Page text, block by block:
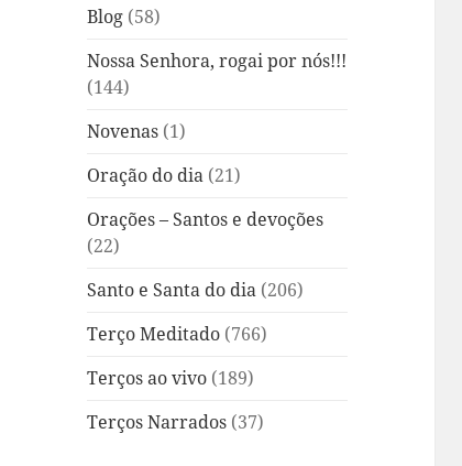
Blog (58)
Nossa Senhora, rogai por nós!!!
(144)
Novenas (1)
Oração do dia (21)
Orações – Santos e devoções
(22)
Santo e Santa do dia (206)
Terço Meditado (766)
Terços ao vivo (189)
Terços Narrados (37)